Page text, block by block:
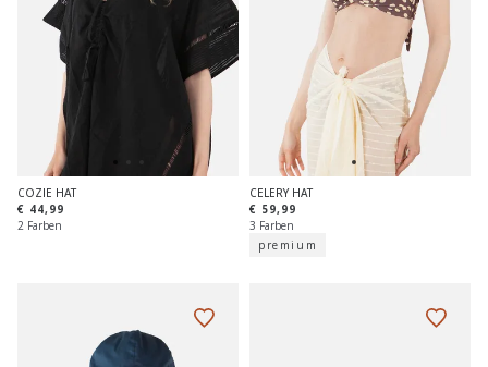
COZIE HAT
€ 44,99
2 Farben
CELERY HAT
€ 59,99
3 Farben
premium